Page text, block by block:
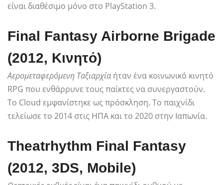
είναι διαθέσιμο μόνο στο PlayStation 3.
Final Fantasy Airborne Brigade
(2012, Κινητό)
Αερομεταφερόμενη Ταξιαρχία ήταν ένα κοινωνικό κινητό
RPG που ενθάρρυνε τους παίκτες να συνεργαστούν.
Το Cloud εμφανίστηκε ως πρόσκληση. Το παιχνίδι
τελείωσε το 2014 στις ΗΠΑ και το 2020 στην Ιαπωνία.
Theatrhythm Final Fantasy
(2012, 3DS, Mobile)